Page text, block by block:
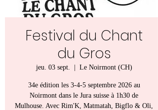
Festival du Chant
du Gros
jeu. 03 sept.
  |
Le Noirmont (CH)
34e édition les 3-4-5 septembre 2026 au
Noirmont dans le Jura suisse à 1h30 de
Mulhouse. Avec Rim'K, Matmatah, Bigflo & Oli,